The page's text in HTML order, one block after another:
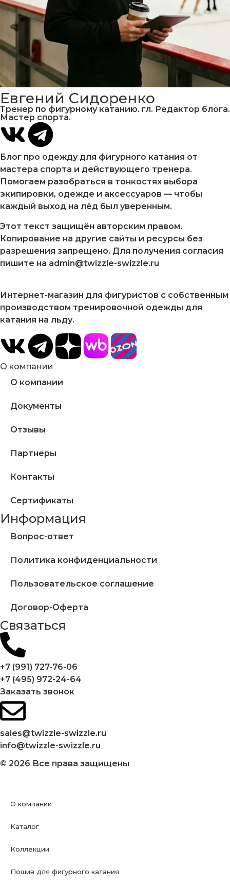
Евгений Сидоренко
Тренер по фигурному катанию. гл. Редактор блога.
Мастер спорта.
Блог про одежду для фигурного катания от
мастера спорта и действующего тренера.
Помогаем разобраться в тонкостях выбора
экипировки, одежде и аксессуаров — чтобы
каждый выход на лёд был уверенным.
Этот текст защищён авторским правом.
Копирование на другие сайты и ресурсы без
разрешения запрещено. Для получения согласия
пишите на admin@twizzle-swizzle.ru
Интернет-магазин для фигуристов с собственным
производством тренировочной одежды для
катания на льду.
О компании
О компании
Документы
Отзывы
Партнеры
Контакты
Сертификаты
Информация
Вопрос-ответ
Политика конфиденциальности
Пользовательское соглашение
Договор-Оферта
Cвязаться
+7 (991) 727-76-06
+7 (495) 972-24-64
Заказать звонок
sales@twizzle-swizzle.ru
info@twizzle-swizzle.ru
© 2026 Все права защищены
О компании
Каталог
Коллекции
Пошив для фигурного катания